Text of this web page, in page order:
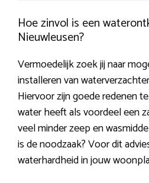
Hoe zinvol is een
Nieuwleusen?
Vermoedelijk zoek jij naar
installeren van
Hiervoor zijn goede redenen
water heeft als voordeel een
veel minder zeep en
is de noodzaak? Voor dit
waterhardheid in jouw